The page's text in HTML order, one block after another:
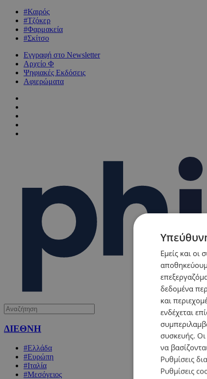
#Καιρός
#Τζόκερ
#Φαρμακεία
#Σκίτσο
Εγγραφή στο Newsletter
Αρχείο Φ
Ψηφιακές Εκδόσεις
Αφιερώματα
ΔΙΕΘΝΗ
#Ελλάδα
#Ευρώπη
#Ιταλία
#Μεσόγειος
Εμείς και οι
δεδομένα
και
ενδέχεται
συσκευής.
να
Ρυθμίσεις
Ρυθμίσεις